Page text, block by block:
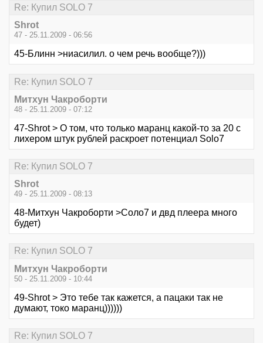
Re: Купил SOLO 7
Shrot
47 - 25.11.2009 - 06:56
45-Блинн >ниасилил. о чем речь вообще?)))
Re: Купил SOLO 7
Митхун Чакроборти
48 - 25.11.2009 - 07:12
47-Shrot > О том, что только маранц какой-то за 20 с
лихером штук рублей раскроет потенциал Solo7
Re: Купил SOLO 7
Shrot
49 - 25.11.2009 - 08:13
48-Митхун Чакроборти >Соло7 и двд плеера много
будет)
Re: Купил SOLO 7
Митхун Чакроборти
50 - 25.11.2009 - 10:44
49-Shrot > Это тебе так кажется, а пацаки так не
думают, токо маранц))))))
Re: Купил SOLO 7